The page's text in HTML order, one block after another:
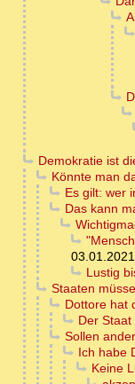
Demokratie ist
Könnte man
Es gilt: wer
Das kann
Lustig
Staaten
Dottore hat
Der
Sollen
Ich habe
Keine